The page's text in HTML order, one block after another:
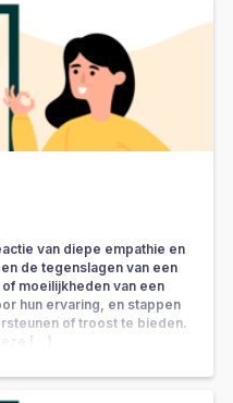
van diepe empathie en
de tegenslagen van een
moeilijkheden van een
hun ervaring, en stappen
of troost te bieden.
[…]